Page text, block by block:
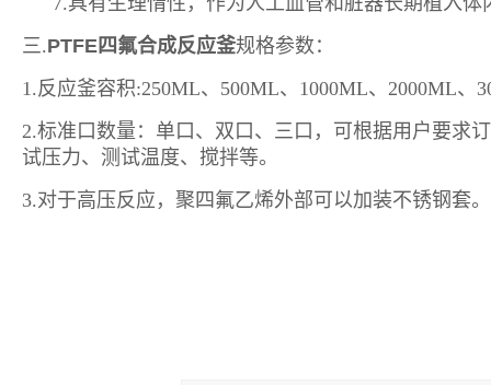
三.PTFE四氟合成反应釜规格参数：
1.反应釜容积:250ML、500ML、1000ML、2000ML
2.标准口数量：单口、双口、三口，可根据用户要求
试压力、测试温度、搅拌等。
3.对于高压反应，聚四氟乙烯外部可以加装不锈钢套。